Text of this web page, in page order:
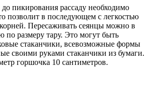
до пикирования рассаду необходимо
позволит в последующем с легкостью
Пересаживать сеянцы можно в
размеру тару. Это могут быть
стаканчики, всевозможные формы
своими руками стаканчики из бумаги.
горшочка 10 сантиметров.